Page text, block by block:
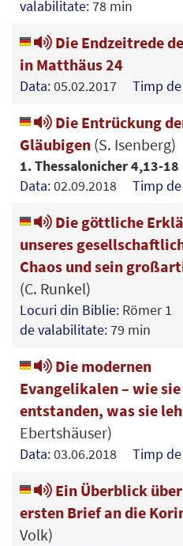
valabilitate:78 min
Die Endzeitrede
in Matthäus 24
Data:05.02.2017 Timp
Die Entrückung
Gläubigen (S. Isenberg)
1. Thessalonicher 4,13-18
Data:02.09.2018 Timp
Die göttliche
unseres
Chaos und sein
(C. Runkel)
Locuri din Biblie: Römer 1
de valabilitate:79 min
Die modernen
Evangelikalen – wie sie
entstanden, was sie
Ebertshäuser)
Data:03.06.2018 Timp
Ein Überblick
ersten Brief an die
Volk)